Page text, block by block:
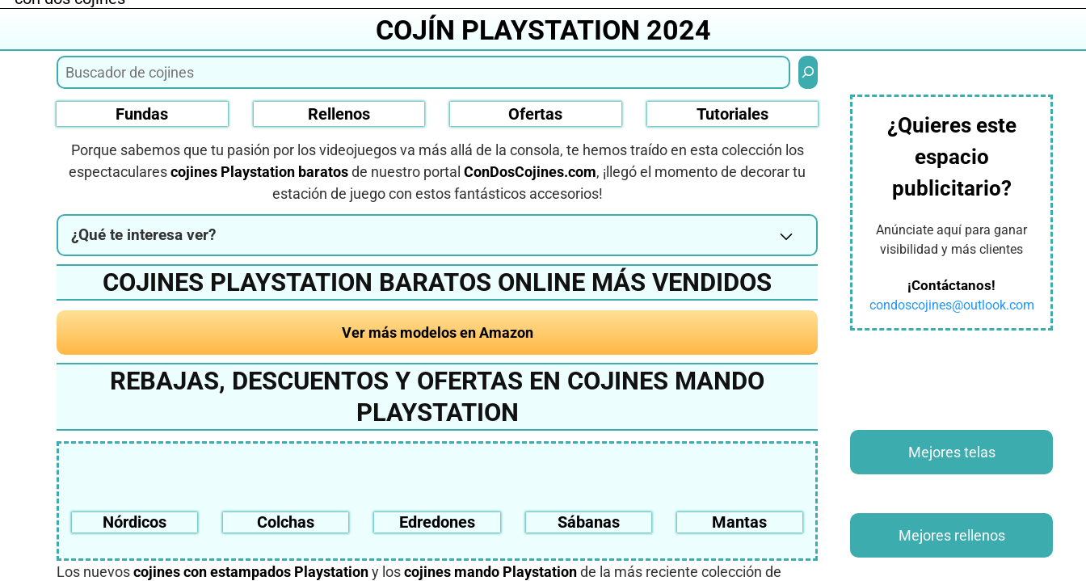
COJÍN PLAYSTATION 2024
Buscar
Fundas Rellenos Ofertas Tutoriales
Porque sabemos que tu pasión por los videojuegos va más allá de la consola, te hemos traído en esta colección los
espectacularescojines Playstation baratosde nuestro portal ConDosCojines.com, ¡llegó el momento de decorar tu
estación de juego con estos fantásticos accesorios!
¿Qué te interesa ver?
COJINES PLAYSTATION BARATOS ONLINE MÁS VENDIDOS
Ver más modelos en Amazon
REBAJAS, DESCUENTOS Y OFERTAS EN COJINES MANDO
PLAYSTATION
Nórdicos Colchas Edredones Sábanas Mantas
Los nuevoscojines con estampados Playstationy loscojines mando Playstationde la más reciente colección de
¿Quieres este
espacio
publicitario?
Anúnciate aquí para ganar
visibilidad y más clientes
¡Contáctanos!
condoscojines@outlook.com
Mejores telas
Mejores rellenos